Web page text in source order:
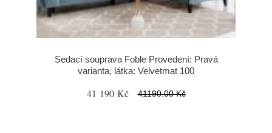
Sedací souprava Foble Provedení: Pravá
varianta, látka: Velvetmat 100
41 190 Kč 41190.00 Kč